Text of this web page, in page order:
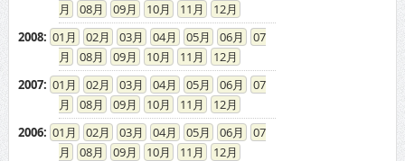
08 09 10 11
12
2008: 01 02 03 04 05 06
07
08
09 10 11
12
2007: 01 02 03 04 05 06
07
08
09 10 11
12
2006: 01 02 03 04 05 06
07
08
09 10 11
12